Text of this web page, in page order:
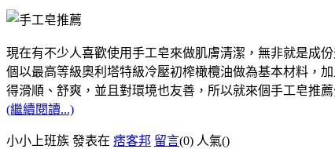
現在有不少人喜歡使用手工皂來做肌膚清潔，無非就是成
個以最高等級奧利塔特級冷壓初榨橄欖油做為基本材料，
得滑順、舒爽，並且對環境也友善，所以就來個手工皂推
(繼續閱讀...)
小小上班族 發表在 痞客邦 留言(0) 人氣()